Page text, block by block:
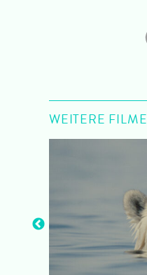
WEITERE FILME